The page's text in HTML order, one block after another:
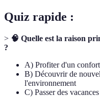
Quiz rapide :
> 🧠 Quelle est la raison
?
A) Profiter d'un
B) Découvrir de
l'environnement
C) Passer des